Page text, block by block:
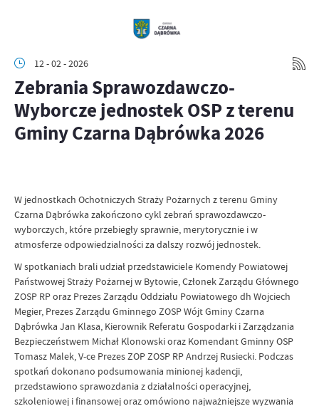
12 - 02 - 2026
Zebrania Sprawozdawczo-
Wyborcze jednostek OSP z terenu
Gminy Czarna Dąbrówka 2026
W jednostkach Ochotniczych Straży Pożarnych z terenu Gminy
Czarna Dąbrówka zakończono cykl zebrań sprawozdawczo-
wyborczych, które przebiegły sprawnie, merytorycznie i w
atmosferze odpowiedzialności za dalszy rozwój jednostek.
W spotkaniach brali udział przedstawiciele Komendy Powiatowej
Państwowej Straży Pożarnej w Bytowie, Członek Zarządu Głównego
ZOSP RP oraz Prezes Zarządu Oddziału Powiatowego dh Wojciech
Megier, Prezes Zarządu Gminnego ZOSP Wójt Gminy Czarna
Dąbrówka Jan Klasa, Kierownik Referatu Gospodarki i Zarządzania
Bezpieczeństwem Michał Klonowski oraz Komendant Gminny OSP
Tomasz Malek, V-ce Prezes ZOP ZOSP RP Andrzej Rusiecki. Podczas
spotkań dokonano podsumowania minionej kadencji,
przedstawiono sprawozdania z działalności operacyjnej,
szkoleniowej i finansowej oraz omówiono najważniejsze wyzwania